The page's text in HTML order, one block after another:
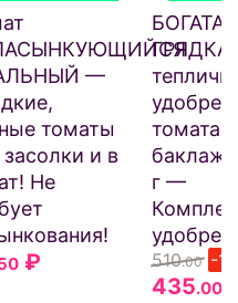
—
томаты
и в
Не
₽
БОГАТАЯ
ГРЯДКА
томата,
г —
510.00 -
435.00